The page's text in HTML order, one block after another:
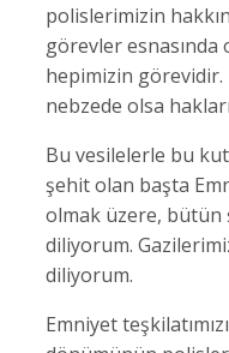
polislerimizin
görevler esnasında
hepimizin görevidir.
nebzede olsa
Bu vesilelerle bu
şehit olan başta
olmak üzere,
diliyorum.
diliyorum.
Emniyet